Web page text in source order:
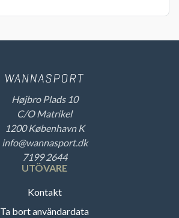
Højbro Plads 10
C/O Matrikel
1200 København K
info@wannasport.dk
7199 2644
UTÖVARE
Kontakt
Ta bort användardata